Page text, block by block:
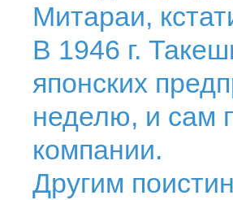
Митараи,
В 1946 г.
японских
неделю, и сам
компании.
Другим